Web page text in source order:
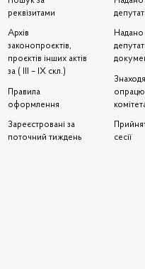
реквізитами
Архів
законопроєктів,
проєктів інших актів
за ( III – IX скл.)
Правила
оформлення
Зареєстровані за
поточний тиждень
сесії